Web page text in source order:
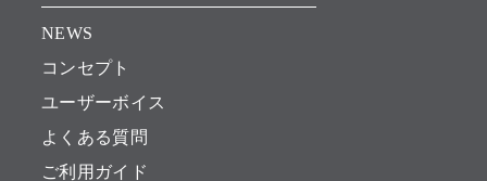
NEWS
コンセプト
ユーザーボイス
よくある質問
ご利用ガイド